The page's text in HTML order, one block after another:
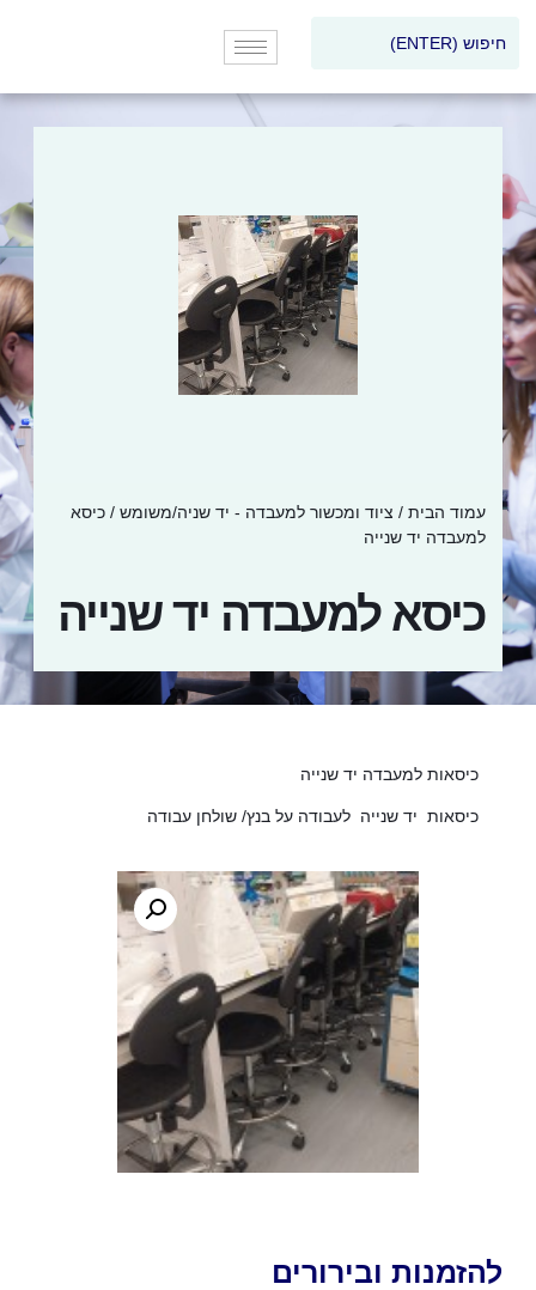
עמוד הבית / ציוד ומכשור למעבדה - יד שניה/משומש / כיסא
למעבדה יד שנייה
כיסא למעבדה יד שנייה
כיסאות למעבדה יד שנייה
כיסאות יד שנייה לעבודה על בנץ/ שולחן עבודה
להזמנות ובירורים